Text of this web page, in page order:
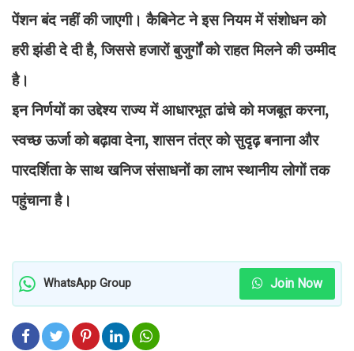
पेंशन बंद नहीं की जाएगी। कैबिनेट ने इस नियम में संशोधन को
हरी झंडी दे दी है, जिससे हजारों बुजुर्गों को राहत मिलने की उम्मीद
है।
इन निर्णयों का उद्देश्य राज्य में आधारभूत ढांचे को मजबूत करना,
स्वच्छ ऊर्जा को बढ़ावा देना, शासन तंत्र को सुदृढ़ बनाना और
पारदर्शिता के साथ खनिज संसाधनों का लाभ स्थानीय लोगों तक
पहुंचाना है।
WhatsApp Group Join Now